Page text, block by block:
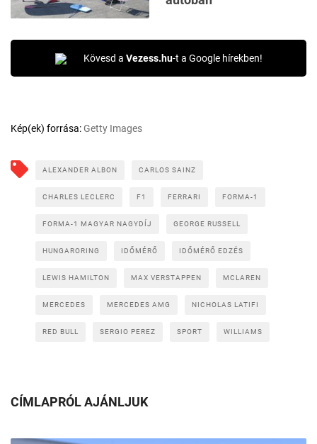
Kövesd a Vezess.hu-t a Google hírekben!
Kép(ek) forrása:Getty Images
ALEXANDER ALBON CARLOS SAINZ
CHARLES LECLERC F1 FERRARI FORMA-1
FORMA-1 MAGYAR NAGYDÍJ GEORGE RUSSELL
HUNGARORING IDŐMÉRŐ IDŐMÉRŐ EDZÉS
LEWIS HAMILTON MAX VERSTAPPEN MCLAREN
MERCEDES MERCEDES AMG NICHOLAS LATIFI
RED BULL SERGIO PEREZ SPORT WILLIAMS
CÍMLAPRÓL AJÁNLJUK